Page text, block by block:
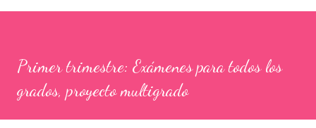
Primer trimestre: Exámenes para todos los
grados, proyecto multigrado